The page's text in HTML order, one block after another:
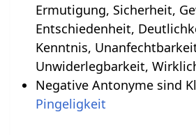
Ermutigung, Sicherheit,
Entschiedenheit,
Kenntnis,
Unwiderlegbarkeit,
Negative Antonyme sind
Pingeligkeit